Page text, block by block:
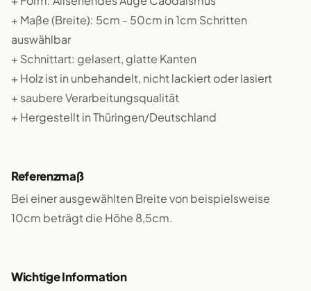
+ Maße (Breite): 5cm - 50cm in 1cm Schritten
auswählbar
+ Schnittart: gelasert, glatte Kanten
+ Holz ist in unbehandelt, nicht lackiert oder lasiert
+ saubere Verarbeitungsqualität
+ Hergestellt in Thüringen/Deutschland
Referenzmaß
Bei einer ausgewählten Breite von beispielsweise
10cm beträgt die Höhe 8,5cm.
Wichtige Information